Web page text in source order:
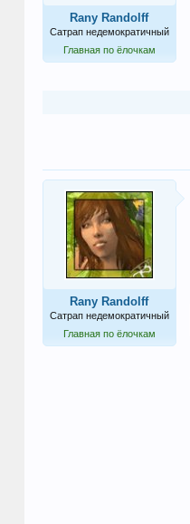
Rany Randolff
Сатрап недемократичный
Главная по ёлочкам
Rany Randolff
Сатрап недемократичный
Главная по ёлочкам